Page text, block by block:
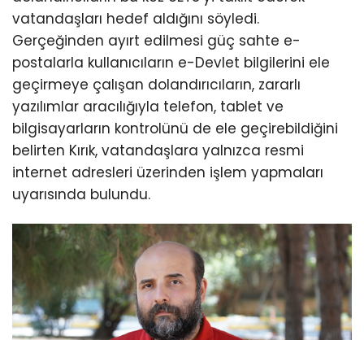
vatandaşları hedef aldığını söyledi.
Gerçeğinden ayırt edilmesi güç sahte e-
postalarla kullanıcıların e-Devlet bilgilerini ele
geçirmeye çalışan dolandırıcıların, zararlı
yazılımlar aracılığıyla telefon, tablet ve
bilgisayarların kontrolünü de ele geçirebildiğini
belirten Kırık, vatandaşlara yalnızca resmi
internet adresleri üzerinden işlem yapmaları
uyarısında bulundu.